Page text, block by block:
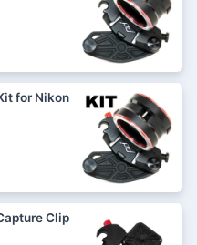
for Nikon
Clip